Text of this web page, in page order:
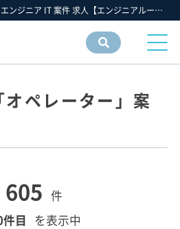
オペレーター 案件一覧 - フリーエンジニア IT 案件 求人【エンジニアルーム】ITフリーランス ITエンジニア IT個人事業主 仕事 転職 募集
ペレーター」案
605 件
目
を表示中